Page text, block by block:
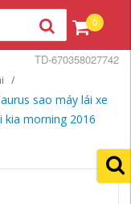
0
sao máy lái xe
morning 2016
TD-670358027742